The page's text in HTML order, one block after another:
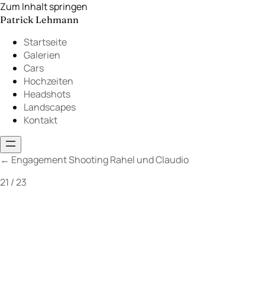
Zum Inhalt springen
Patrick Lehmann
Startseite
Galerien
Cars
Hochzeiten
Headshots
Landscapes
Kontakt
← Engagement Shooting Rahel und Claudio
21 / 23